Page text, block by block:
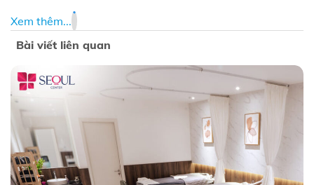
Xem thêm...
Bài viết liên quan